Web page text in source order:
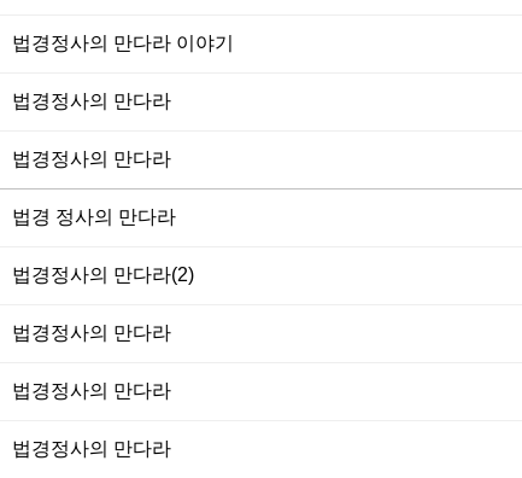
법경정사의 만다라 이야기
법경정사의 만다라
법경정사의 만다라
법경 정사의 만다라
법경정사의 만다라(2)
법경정사의 만다라
법경정사의 만다라
법경정사의 만다라